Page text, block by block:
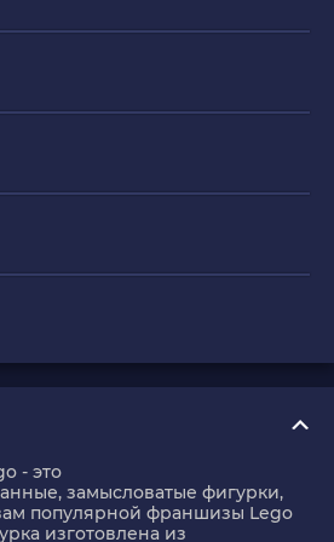
- это
замысловатые фигурки,
популярной франшизы Lego
изготовлена из